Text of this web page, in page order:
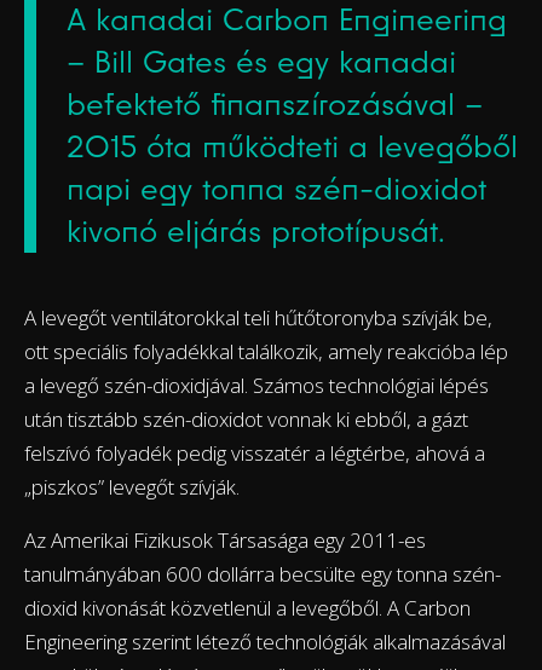
A kanadai Carbon Engineering
– Bill Gates és egy kanadai
befektető finanszírozásával –
2015 óta működteti a levegőből
napi egy tonna szén-dioxidot
kivonó eljárás prototípusát.
A levegőt ventilátorokkal teli hűtőtoronyba szívják be,
ott speciális folyadékkal találkozik, amely reakcióba lép
a levegő szén-dioxidjával. Számos technológiai lépés
után tisztább szén-dioxidot vonnak ki ebből, a gázt
felszívó folyadék pedig visszatér a légtérbe, ahová a
„piszkos” levegőt szívják.
Az Amerikai Fizikusok Társasága egy 2011-es
tanulmányában 600 dollárra becsülte egy tonna szén-
dioxid kivonását közvetlenül a levegőből. A Carbon
Engineering szerint létező technológiák alkalmazásával